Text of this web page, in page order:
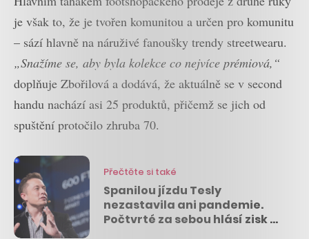
je však to, že je tvořen komunitou a určen pro komunitu
– sází hlavně na náruživé fanoušky trendy streetwearu.
„Snažíme se, aby byla kolekce co nejvíce prémiová,“
doplňuje Zbořilová a dodává, že aktuálně se v second
handu nachází asi 25 produktů, přičemž se jich od
spuštění protočilo zhruba 70.
Přečtěte si také
Spanilou jízdu Tesly
nezastavila ani pandemie.
Počtvrté za sebou hlásí zisk a